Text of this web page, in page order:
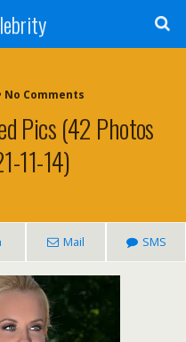
No Comments
Pics (42 Photos
11-14)
Mail SMS